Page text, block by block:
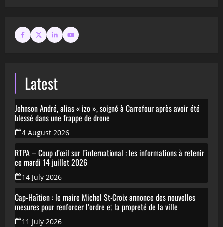
Latest
Johnson André, alias « izo », soigné à Carrefour après avoir été
blessé dans une frappe de drone
4 August 2026
RTPA – Coup d’œil sur l’international : les informations à retenir
ce mardi 14 juillet 2026
14 July 2026
Cap-Haïtien : le maire Michel St-Croix annonce des nouvelles
mesures pour renforcer l’ordre et la propreté de la ville
11 July 2026